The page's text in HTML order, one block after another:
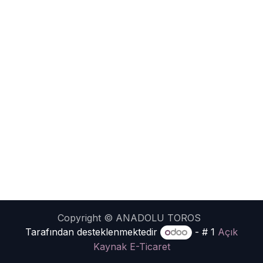
Copyright © ANADOLU TOROS
Tarafından desteklenmektedir
- # 1 Açık
Kaynak E-Ticaret